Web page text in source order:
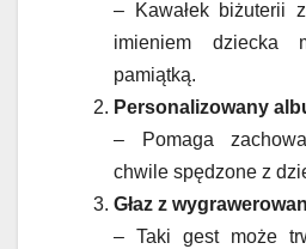
– Kawałek biżuterii
imieniem dziecka
pamiątką.
Personalizowany
– Pomaga
chwile spędzone z
Głaz z
– Taki gest może